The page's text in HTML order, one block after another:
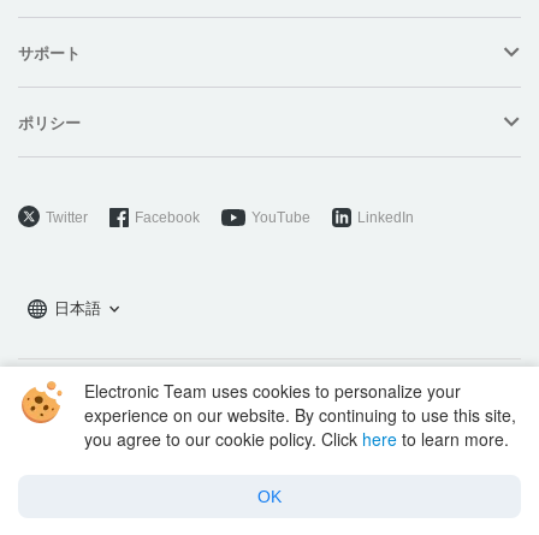
Electronic Team uses cookies to personalize your
experience on our website. By continuing to use this site,
you agree to our cookie policy. Click here to learn more.
OK
サポート
ポリシー
Twitter Facebook YouTube LinkedIn
日本語
Copyright © 2026 Electronic Team, Inc., its affiliates and licensors.
Legal Information.
11890 Sunrise Valley Dr, Ste 111, Reston, VA 20191, USA • +12023358465 •